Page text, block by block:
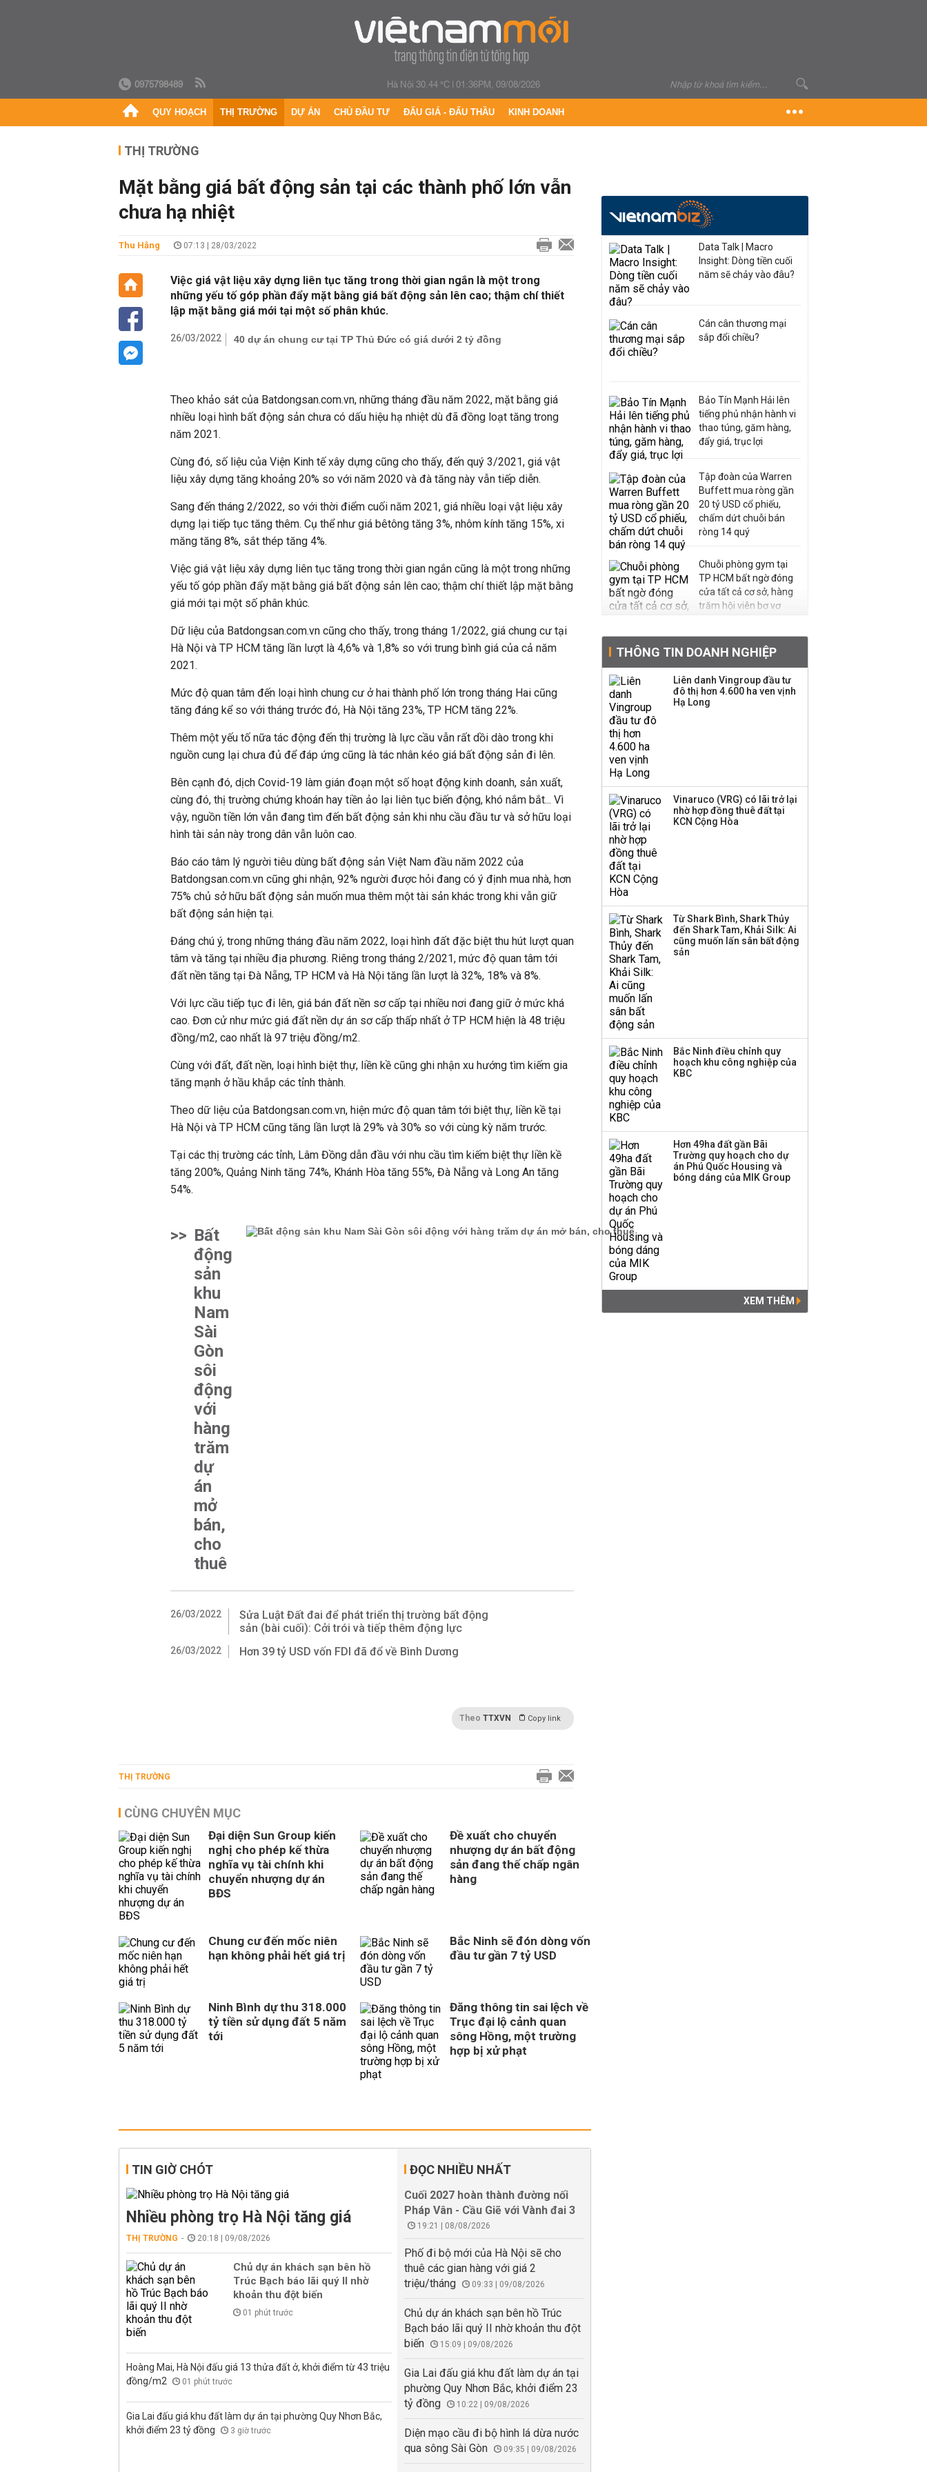
0975798489 Hà Nội 30.44 °C|01:36PM, 09/08/2026
QUY HOẠCH THỊ TRƯỜNG DỰ ÁN CHỦ ĐẦU TƯ ĐẤU GIÁ - ĐẤU THẦU KINH DOANH
THỊ TRƯỜNG
Mặt bằng giá bất động sản tại các thành phố lớn vẫn
chưa hạ nhiệt
Thu Hằng 07:13 | 28/03/2022
Việc giá vật liệu xây dựng liên tục tăng trong thời gian ngắn là một trong
những yếu tố góp phần đẩy mặt bằng giá bất động sản lên cao; thậm chí thiết
lập mặt bằng giá mới tại một số phân khúc.
26/03/2022 40 dự án chung cư tại TP Thủ Đức có giá dưới 2 tỷ đồng
Theo khảo sát của Batdongsan.com.vn, những tháng đầu năm 2022, mặt bằng giá
nhiều loại hình bất động sản chưa có dấu hiệu hạ nhiệt dù đã đồng loạt tăng trong
năm 2021.
Cùng đó, số liệu của Viện Kinh tế xây dựng cũng cho thấy, đến quý 3/2021, giá vật
liệu xây dựng tăng khoảng 20% so với năm 2020 và đà tăng này vẫn tiếp diễn.
Sang đến tháng 2/2022, so với thời điểm cuối năm 2021, giá nhiều loại vật liệu xây
dựng lại tiếp tục tăng thêm. Cụ thể như giá bêtông tăng 3%, nhôm kính tăng 15%, xi
măng tăng 8%, sắt thép tăng 4%.
Việc giá vật liệu xây dựng liên tục tăng trong thời gian ngắn cũng là một trong những
yếu tố góp phần đẩy mặt bằng giá bất động sản lên cao; thậm chí thiết lập mặt bằng
giá mới tại một số phân khúc.
Dữ liệu của Batdongsan.com.vn cũng cho thấy, trong tháng 1/2022, giá chung cư tại
Hà Nội và TP HCM tăng lần lượt là 4,6% và 1,8% so với trung bình giá của cả năm
2021.
Mức độ quan tâm đến loại hình chung cư ở hai thành phố lớn trong tháng Hai cũng
tăng đáng kể so với tháng trước đó, Hà Nội tăng 23%, TP HCM tăng 22%.
Thêm một yếu tố nữa tác động đến thị trường là lực cầu vẫn rất dồi dào trong khi
nguồn cung lại chưa đủ để đáp ứng cũng là tác nhân kéo giá bất động sản đi lên.
Bên cạnh đó, dịch Covid-19 làm gián đoạn một số hoạt động kinh doanh, sản xuất,
cùng đó, thị trường chứng khoán hay tiền ảo lại liên tục biến động, khó nắm bắt... Vì
vậy, nguồn tiền lớn vẫn đang tìm đến bất động sản khi nhu cầu đầu tư và sở hữu loại
hình tài sản này trong dân vẫn luôn cao.
Báo cáo tâm lý người tiêu dùng bất động sản Việt Nam đầu năm 2022 của
Batdongsan.com.vn cũng ghi nhận, 92% người được hỏi đang có ý định mua nhà, hơn
75% chủ sở hữu bất động sản muốn mua thêm một tài sản khác trong khi vẫn giữ
bất động sản hiện tại.
Đáng chú ý, trong những tháng đầu năm 2022, loại hình đất đặc biệt thu hút lượt quan
tâm và tăng tại nhiều địa phương. Riêng trong tháng 2/2021, mức độ quan tâm tới
đất nền tăng tại Đà Nẵng, TP HCM và Hà Nội tăng lần lượt là 32%, 18% và 8%.
Với lực cầu tiếp tục đi lên, giá bán đất nền sơ cấp tại nhiều nơi đang giữ ở mức khá
cao. Đơn cử như mức giá đất nền dự án sơ cấp thấp nhất ở TP HCM hiện là 48 triệu
đồng/m2, cao nhất là 97 triệu đồng/m2.
Cùng với đất, đất nền, loại hình biệt thự, liền kề cũng ghi nhận xu hướng tìm kiếm gia
tăng mạnh ở hầu khắp các tỉnh thành.
Theo dữ liệu của Batdongsan.com.vn, hiện mức độ quan tâm tới biệt thự, liền kề tại
Hà Nội và TP HCM cũng tăng lần lượt là 29% và 30% so với cùng kỳ năm trước.
Tại các thị trường các tỉnh, Lâm Đồng dẫn đầu với nhu cầu tìm kiếm biệt thự liền kề
tăng 200%, Quảng Ninh tăng 74%, Khánh Hòa tăng 55%, Đà Nẵng và Long An tăng
54%.
>> Bất
động
sản
khu
Nam
Sài
Gòn
sôi
động
với
hàng
trăm
dự
án
mở
bán,
cho
thuê
26/03/2022
Sửa Luật Đất đai để phát triển thị trường bất động
sản (bài cuối): Cởi trói và tiếp thêm động lực
26/03/2022 Hơn 39 tỷ USD vốn FDI đã đổ về Bình Dương
Theo TTXVN Copy link
THỊ TRƯỜNG
CÙNG CHUYÊN MỤC
Đại diện Sun Group kiến
nghị cho phép kế thừa
nghĩa vụ tài chính khi
chuyển nhượng dự án
BĐS
Đề xuất cho chuyển
nhượng dự án bất động
sản đang thế chấp ngân
hàng
Chung cư đến mốc niên
hạn không phải hết giá trị
Bắc Ninh sẽ đón dòng vốn
đầu tư gần 7 tỷ USD
Ninh Bình dự thu 318.000
tỷ tiền sử dụng đất 5 năm
tới
Đăng thông tin sai lệch về
Trục đại lộ cảnh quan
sông Hồng, một trường
hợp bị xử phạt
TIN GIỜ CHÓT
Nhiều phòng trọ Hà Nội tăng giá
THỊ TRƯỜNG 20:18 | 09/08/2026
Chủ dự án khách sạn bên hồ
Trúc Bạch báo lãi quý II nhờ
khoản thu đột biến
01 phút trước
Hoàng Mai, Hà Nội đấu giá 13 thửa đất ở, khởi điểm từ 43 triệu
đồng/m2
01 phút trước
Gia Lai đấu giá khu đất làm dự án tại phường Quy Nhơn Bắc,
khởi điểm 23 tỷ đồng
3 giờ trước
ĐỌC NHIỀU NHẤT
Cuối 2027 hoàn thành đường nối
Pháp Vân - Cầu Giẽ với Vành đai 3
19:21 | 08/08/2026
Phố đi bộ mới của Hà Nội sẽ cho
thuê các gian hàng với giá 2
triệu/tháng
09:33 | 09/08/2026
Chủ dự án khách sạn bên hồ Trúc
Bạch báo lãi quý II nhờ khoản thu đột
biến
15:09 | 09/08/2026
Gia Lai đấu giá khu đất làm dự án tại
phường Quy Nhơn Bắc, khởi điểm 23
tỷ đồng
10:22 | 09/08/2026
Diện mạo cầu đi bộ hình lá dừa nước
qua sông Sài Gòn
09:35 | 09/08/2026
Data Talk | Macro
Insight: Dòng tiền cuối
năm sẽ chảy vào đâu?
Cán cân thương mại
sắp đổi chiều?
Bảo Tín Mạnh Hải lên
tiếng phủ nhận hành vi
thao túng, găm hàng,
đẩy giá, trục lợi
Tập đoàn của Warren
Buffett mua ròng gần
20 tỷ USD cổ phiếu,
chấm dứt chuỗi bán
ròng 14 quý
Chuỗi phòng gym tại
TP HCM bất ngờ đóng
cửa tất cả cơ sở, hàng
trăm hội viên bơ vơ
tiếng đứng sau tiệm
vàng Mi Hồng: Từ phụ
xe, sửa đồ điện tử cũ
đến gây dựng thương
hiệu hơn 35 năm tuổi
PNJ công bố thông tin
quyền tùy ý áp thuế
100% lên những đối tác
thương mại hàng đầu?
THÔNG TIN DOANH NGHIỆP
Liên danh Vingroup đầu tư
đô thị hơn 4.600 ha ven vịnh
Hạ Long
Vinaruco (VRG) có lãi trở lại
nhờ hợp đồng thuê đất tại
KCN Cộng Hòa
Từ Shark Bình, Shark Thủy
đến Shark Tam, Khải Silk: Ai
cũng muốn lấn sân bất động
sản
Bắc Ninh điều chỉnh quy
hoạch khu công nghiệp của
KBC
Hơn 49ha đất gần Bãi
Trường quy hoạch cho dự
án Phú Quốc Housing và
bóng dáng của MIK Group
XEM THÊM